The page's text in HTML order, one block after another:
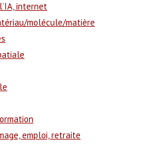
internet
molécule/matière
emploi, retraite